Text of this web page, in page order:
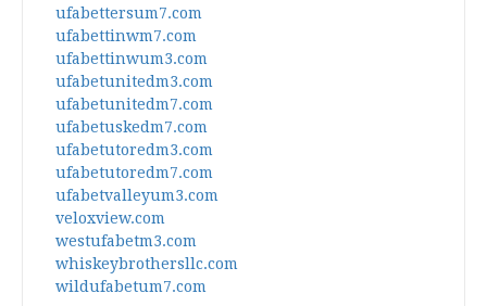
ufabettersum7.com
ufabettinwm7.com
ufabettinwum3.com
ufabetunitedm3.com
ufabetunitedm7.com
ufabetuskedm7.com
ufabetutoredm3.com
ufabetutoredm7.com
ufabetvalleyum3.com
veloxview.com
westufabetm3.com
whiskeybrothersllc.com
wildufabetum7.com